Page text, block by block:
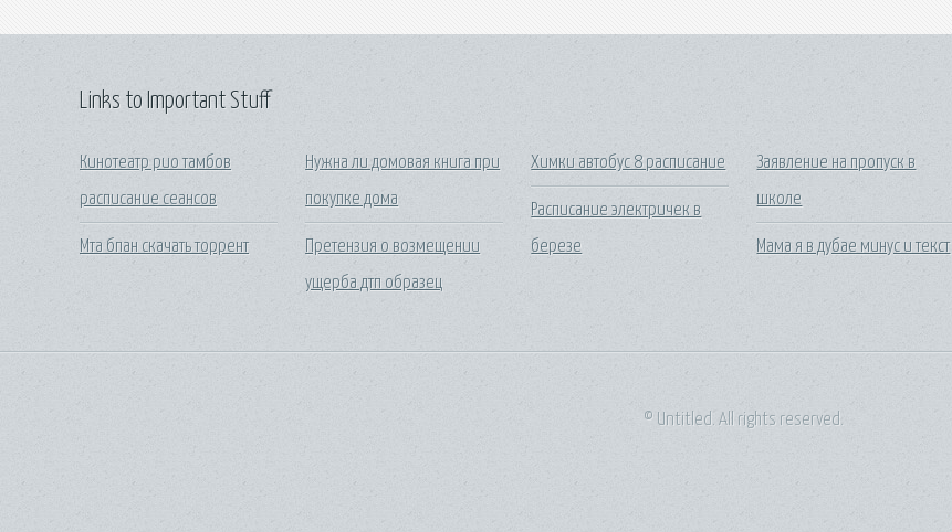
Links to Important Stuff
Кинотеатр рио тамбов
расписание сеансов
Мта бпан скачать торрент
Нужна ли домовая книга при
покупке дома
Претензия о возмещении
ущерба дтп образец
Химки автобус 8 расписание
Расписание электричек в
березе
Заявление на пропуск в
школе
Мама я в дубае минус и текст
© Untitled. All rights reserved.